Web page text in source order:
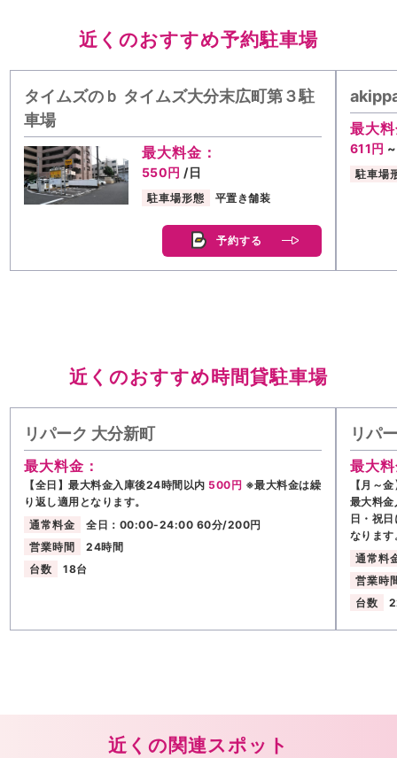
近くのおすすめ予約駐車場
タイムズのｂ タイムズ大分末広町第３駐
車場
最大料金：
550円 /日
駐車場形態 平置き舗装
予約する
最大
611円
駐車場
近くのおすすめ時間貸駐車場
リパーク 大分新町
最大料金：
【全日】最大料金入庫後24時間以内 500円 ※最大料金は繰
り返し適用となります。
通常料金
全日：00:00-24:00 60分/200円
営業時間
24時間
台数
18台
リパ
最大
【月～
最大料
日・祝
なります
通常料
営業時
台数
近くの関連スポット